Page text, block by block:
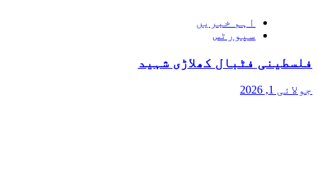
اہم خبریں
سپورٹس
فلسطینی فٹبال کھلاڑی شہید
جولائی 1, 2026